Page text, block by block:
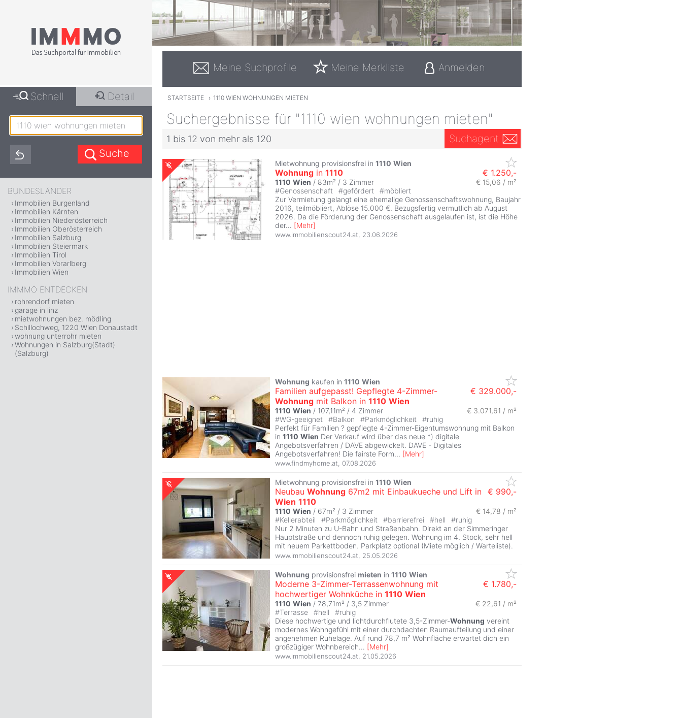
Meine Suchprofile Meine Merkliste Anmelden
STARTSEITE › 1110 WIEN WOHNUNGEN MIETEN
Suchergebnisse für "1110 wien wohnungen mieten"
1 bis 12 von mehr als 120 Suchagent
Mietwohnung provisionsfrei in 1110 Wien
Wohnung in 1110 € 1.250,-
1110 Wien / 83m² / 3 Zimmer
€ 15,06 / m²
#Genossenschaft #gefördert #möbliert
Zur Vermietung gelangt eine ehemalige Genossenschaftswohnung, Baujahr
2016, teilmöbliert, Ablöse 15.000 €. Bezugsfertig vermutlich ab August
2026. Da die Förderung der Genossenschaft ausgelaufen ist, ist die Höhe
der... [Mehr]
www.immobilienscout24.at 23.06.2026
Wohnung kaufen in 1110 Wien
Familien aufgepasst! Gepflegte 4-Zimmer-
Wohnung mit Balkon in 1110 Wien
€ 329.000,-
1110 Wien / 107,11m² / 4 Zimmer
€ 3.071,61 / m²
#WG-geeignet #Balkon #Parkmöglichkeit #ruhig
Perfekt für Familien ? gepflegte 4-Zimmer-Eigentumswohnung mit Balkon
in 1110 Wien Der Verkauf wird über das neue *) digitale
Angebotsverfahren / DAVE abgewickelt. DAVE - Digitales
Angebotsverfahren! Die fairste Form... [Mehr]
www.findmyhome.at 07.08.2026
Mietwohnung provisionsfrei in 1110 Wien
Neubau Wohnung 67m2 mit Einbaukueche und Lift in
Wien 1110
€ 990,-
1110 Wien / 67m² / 3 Zimmer
€ 14,78 / m²
#Kellerabteil #Parkmöglichkeit #barrierefrei #hell #ruhig
Nur 2 Minuten zu U-Bahn und Straßenbahn. Direkt an der Simmeringer
Hauptstraße und dennoch ruhig gelegen. Wohnung im 4. Stock, sehr hell
mit neuem Parkettboden. Parkplatz optional (Miete möglich / Warteliste).
www.immobilienscout24.at 25.05.2026
Wohnung provisionsfrei mieten in 1110 Wien
Moderne 3-Zimmer-Terrassenwohnung mit
hochwertiger Wohnküche in 1110 Wien
€ 1.780,-
1110 Wien / 78,71m² / 3,5 Zimmer
€ 22,61 / m²
#Terrasse #hell #ruhig
Diese hochwertige und lichtdurchflutete 3,5-Zimmer-Wohnung vereint
modernes Wohngefühl mit einer durchdachten Raumaufteilung und einer
angenehmen Ruhelage. Auf rund 78,7 m² Wohnfläche erwartet dich ein
großzügiger Wohnbereich... [Mehr]
www.immobilienscout24.at, 21.05.2026
Schnell Detail
BUNDESLÄNDER
Immobilien Burgenland
Immobilien Kärnten
Immobilien Niederösterreich
Immobilien Oberösterreich
Immobilien Salzburg
Immobilien Steiermark
Immobilien Tirol
Immobilien Vorarlberg
Immobilien Wien
IMMMO ENTDECKEN
rohrendorf mieten
garage in linz
mietwohnungen bez. mödling
Schillochweg, 1220 Wien Donaustadt
wohnung unterrohr mieten
Wohnungen in Salzburg(Stadt)
(Salzburg)